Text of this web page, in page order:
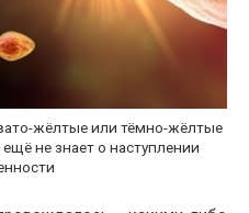
жёлтые или тёмно-жёлтые
не знает о наступлении